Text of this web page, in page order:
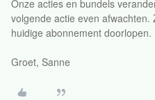
Onze acties en bundels
volgende actie even
huidige abonnement doorlopen.
Groet, Sanne